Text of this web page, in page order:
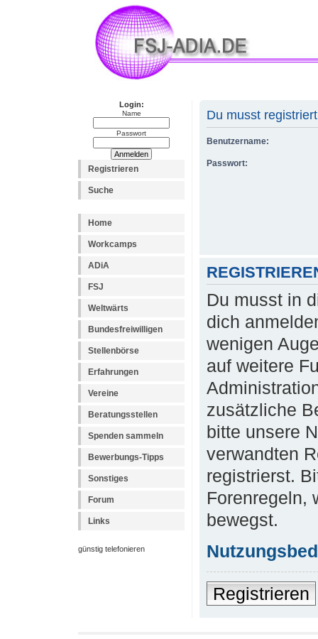
Login:
Name
Passwort
Registrieren
Suche
Home
Workcamps
ADiA
FSJ
Weltwärts
Bundesfreiwilligen
Stellenbörse
Erfahrungen
Vereine
Beratungsstellen
Spenden sammeln
Bewerbungs-Tipps
Sonstiges
Forum
Links
günstig telefonieren
Du musst
Benutzername:
Passwort:
Du musst in
dich
wenigen
auf weitere
zusätzliche
bitte unsere
verwandten
registrierst.
Forenregeln,
bewegst.
Registrieren